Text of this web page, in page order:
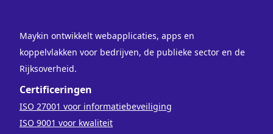
Maykin ontwikkelt webapplicaties, apps en
koppelvlakken voor bedrijven, de publieke sector en de
Rijksoverheid.
Certificeringen
ISO 27001 voor informatiebeveiliging
ISO 9001 voor kwaliteit